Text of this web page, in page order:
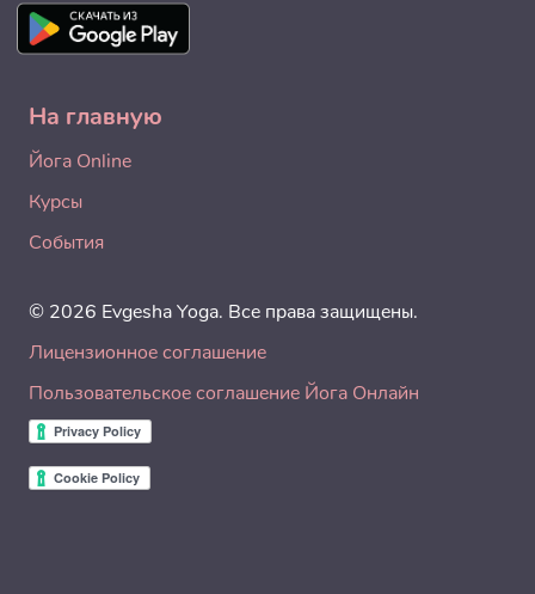
На главную
Йога Online
Курсы
События
© 2026 Evgesha Yoga. Все права защищены.
Лицензионное соглашение
Пользовательское соглашение Йога Онлайн